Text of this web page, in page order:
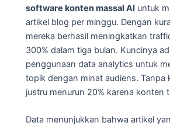
software konten massal AI untuk
artikel blog per minggu. Dengan
mereka berhasil meningkatkan
300% dalam tiga bulan. Kuncinya
penggunaan data analytics untuk
topik dengan minat audiens. Tanpa
justru menurun 20% karena konten
Data menunjukkan bahwa artikel